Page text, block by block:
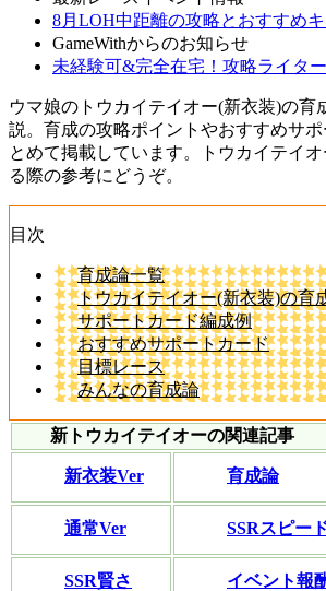
8月LOH中距離の攻略とおすすめ
GameWithからのお知らせ
未経験可&完全在宅！攻略ライター
ウマ娘のトウカイテイオー(新衣装)の育
説。育成の攻略ポイントやおすすめサ
とめて掲載しています。トウカイテイ
る際の参考にどうぞ。
目次
育成論一覧
トウカイテイオー(新衣装)の育
サポートカード編成例
おすすめサポートカード
目標レース
みんなの育成論
新トウカイテイオーの関連記事
新衣装Ver 育成論
通常Ver SSRスピー
SSR賢さ イベント報